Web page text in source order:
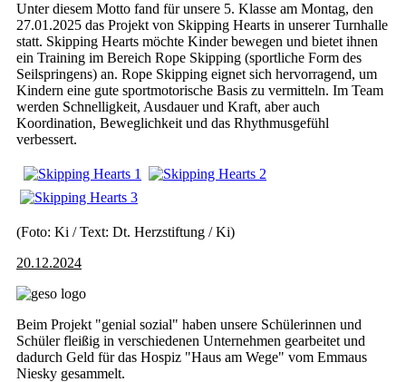
Unter diesem Motto fand für unsere 5. Klasse am Montag, den
27.01.2025 das Projekt von Skipping Hearts in unserer Turnhalle
statt. Skipping Hearts möchte Kinder bewegen und bietet ihnen
ein Training im Bereich Rope Skipping (sportliche Form des
Seilspringens) an. Rope Skipping eignet sich hervorragend, um
Kindern eine gute sportmotorische Basis zu vermitteln. Im Team
werden Schnelligkeit, Ausdauer und Kraft, aber auch
Koordination, Beweglichkeit und das Rhythmusgefühl
verbessert.
(Foto: Ki / Text: Dt. Herzstiftung / Ki)
20.12.2024
Beim Projekt "genial sozial" haben unsere Schülerinnen und
Schüler fleißig in verschiedenen Unternehmen gearbeitet und
dadurch Geld für das Hospiz "Haus am Wege" vom Emmaus
Niesky gesammelt.